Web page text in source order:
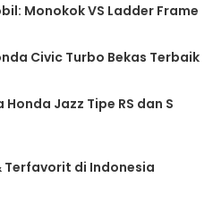
Monokok VS Ladder Frame
Civic Turbo Bekas Terbaik
Jazz Tipe RS dan S
Terfavorit di Indonesia